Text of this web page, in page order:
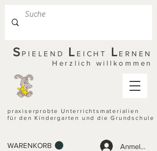
S PIELEND L EICHT L ERNEN
Herzlich willkommen
praxiserprobte Unterrichtsmaterialien
für den Kindergarten und die Grundschule
WARENKORB Anmelden